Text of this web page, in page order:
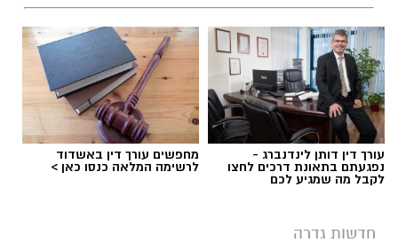
התרבות הבולטים בעיר.
לפרטים המלאים ולהגשת מועמדות ניתן להיכנס
לעמוד הדרושים של החברה העירונית:
להגשת מועמדות לחצו כאן
יש לכם מידע חשוב שטרם נחשף? צילומים מאירוע
אותנו
עורך דין דותן לינדנברג -
נפגעתם בתאונת דרכים לחצו
לקבל מה שמגיע לכם
מחפשים עורך דין באשדוד
לרשימה המלאה כנסו כאן >
חדשות גדרה